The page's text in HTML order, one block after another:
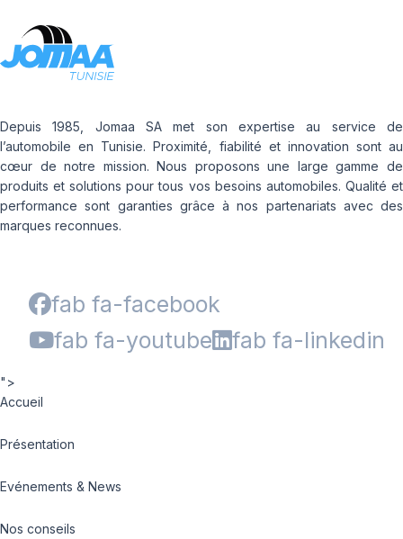
Depuis 1985, Jomaa SA met son expertise au service de
l’automobile en Tunisie. Proximité, fiabilité et innovation sont au
cœur de notre mission. Nous proposons une large gamme de
produits et solutions pour tous vos besoins automobiles. Qualité et
performance sont garanties grâce à nos partenariats avec des
marques reconnues.
fab fa-facebook
fab fa-youtube
fab fa-linkedin
">
Accueil
Présentation
Evénements & News
Nos conseils